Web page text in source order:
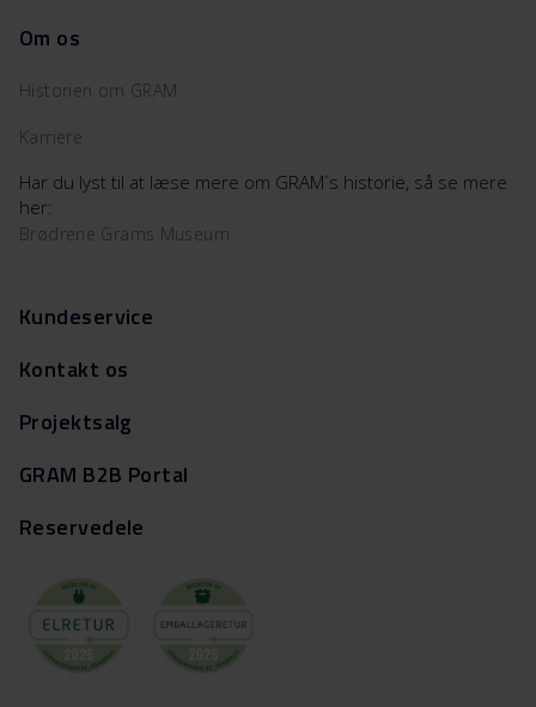
Om os
Historien om GRAM
Karriere
Har du lyst til at læse mere om GRAM´s historie, så se mere
her:
Brødrene Grams Museum
Kundeservice
Kontakt os
Projektsalg
GRAM B2B Portal
Reservedele